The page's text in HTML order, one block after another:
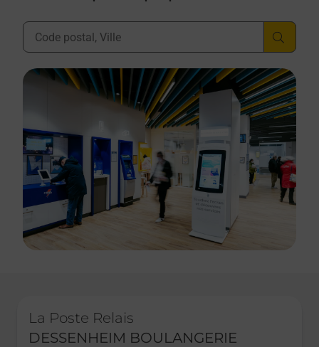
Ville, Département, Code Postal
La Poste Relais
DESSENHEIM BOULANGERIE